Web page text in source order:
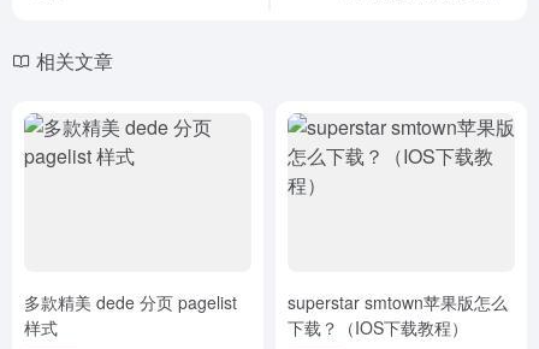
相关文章
多款精美 dede 分页 pagelist
样式
superstar smtown苹果版怎么
下载？（IOS下载教程）